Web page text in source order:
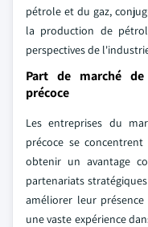
pétrole et du gaz,
la production de
perspectives de
Part de marché
précoce
Les entreprises du
précoce se
obtenir un avantage
partenariats
améliorer leur
une vaste expérience